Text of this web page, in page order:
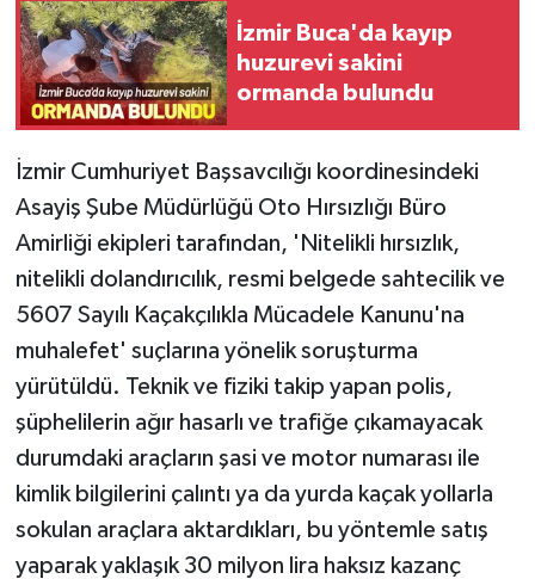
İzmir Buca'da kayıp
huzurevi sakini
ormanda bulundu
İzmir Cumhuriyet Başsavcılığı koordinesindeki
Asayiş Şube Müdürlüğü Oto Hırsızlığı Büro
Amirliği ekipleri tarafından, 'Nitelikli hırsızlık,
nitelikli dolandırıcılık, resmi belgede sahtecilik ve
5607 Sayılı Kaçakçılıkla Mücadele Kanunu'na
muhalefet' suçlarına yönelik soruşturma
yürütüldü. Teknik ve fiziki takip yapan polis,
şüphelilerin ağır hasarlı ve trafiğe çıkamayacak
durumdaki araçların şasi ve motor numarası ile
kimlik bilgilerini çalıntı ya da yurda kaçak yollarla
sokulan araçlara aktardıkları, bu yöntemle satış
yaparak yaklaşık 30 milyon lira haksız kazanç